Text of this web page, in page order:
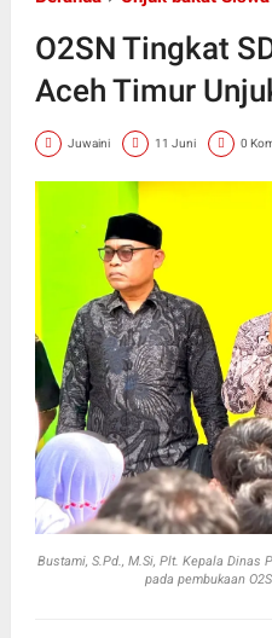
O2SN Tingkat
Aceh Timur
Juwaini 11 Juni 0
Bustami, S.Pd., M.Si, Plt. Kepala Dinas
pada pembukaan